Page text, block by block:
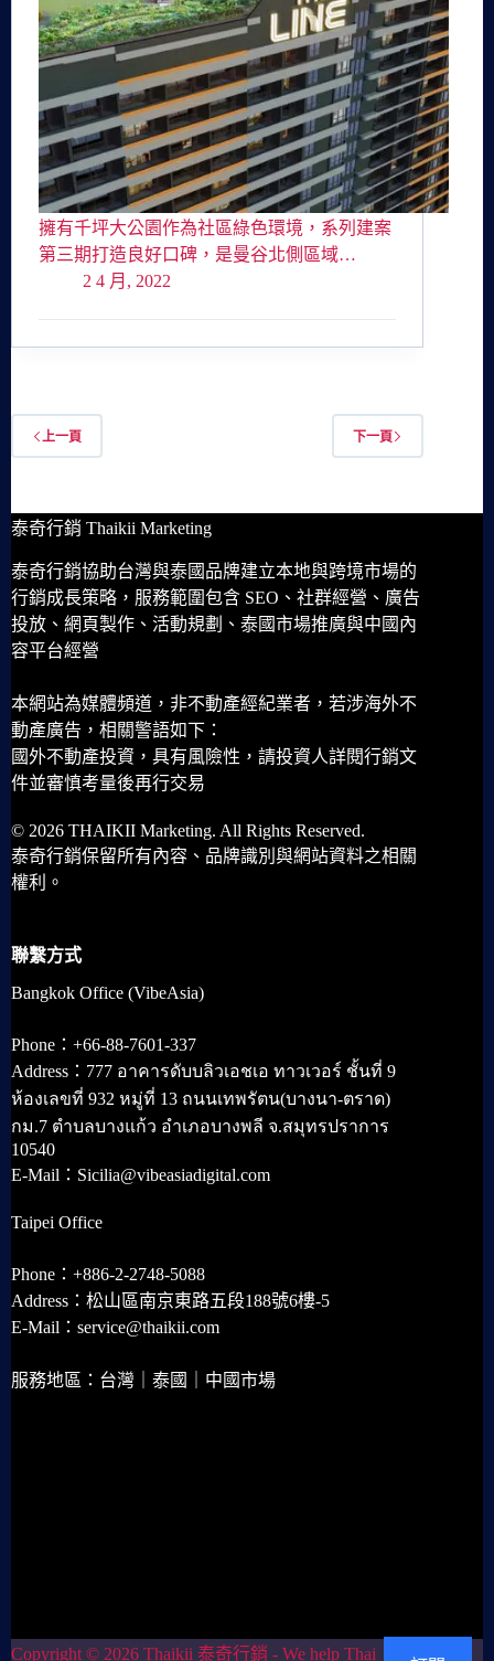
擁有千坪大公園作為社區綠色環境，系列建案
第三期打造良好口碑，是曼谷北側區域…
2 4 月, 2022
上一頁 下一頁
泰奇行銷 Thaikii Marketing
泰奇行銷協助台灣與泰國品牌建立本地與跨境市場的
行銷成長策略，服務範圍包含 SEO、社群經營、廣告
投放、網頁製作、活動規劃、泰國市場推廣與中國內
容平台經營
本網站為媒體頻道，非不動產經紀業者，若涉海外不
動產廣告，相關警語如下：
國外不動產投資，具有風險性，請投資人詳閱行銷文
件並審慎考量後再行交易
© 2026 THAIKII Marketing. All Rights Reserved.
泰奇行銷保留所有內容、品牌識別與網站資料之相關
權利。
聯繫方式
Bangkok Office (VibeAsia)
Phone：+66-88-7601-337
Address：777 อาคารดับบลิวเอชเอ ทาวเวอร์ ชั้นที่ 9
ห้องเลขที่ 932 หมู่ที่ 13 ถนนเทพรัตน(บางนา-ตราด)
กม.7 ตำบลบางแก้ว อำเภอบางพลี จ.สมุทรปราการ
10540
E-Mail：Sicilia@vibeasiadigital.com
Taipei Office
Phone：+886-2-2748-5088
Address：松山區南京東路五段188號6樓-5
E-Mail：service@thaikii.com
服務地區：台灣｜泰國｜中國市場
Copyright © 2026 Thaikii 泰奇行銷 - We help Thai